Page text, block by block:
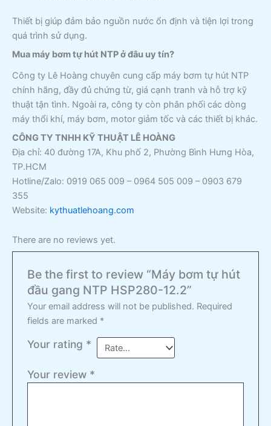
Thiết bị giúp đảm bảo nguồn nước ổn định và tiện lợi trong
quá trình sử dụng.
Mua máy bơm tự hút NTP ở đâu uy tín?
Công ty Lê Hoàng chuyên cung cấp máy bơm tự hút NTP
chính hãng, đầy đủ chứng từ, giá cạnh tranh và hỗ trợ kỹ
thuật tận tình. Ngoài ra, công ty còn phân phối các dòng
máy thổi khí, máy bơm, motor giảm tốc và các thiết bị khác.
CÔNG TY TNHH KỸ THUẬT LÊ HOÀNG
Địa chỉ: 40 đường 17A, Khu phố 2, Phường Bình Hưng Hòa,
TP.HCM
Hotline/Zalo: 0919 065 009 – 0964 505 009 – 0903 679
355
Website: kythuatlehoang.com
There are no reviews yet.
Be the first to review “Máy bơm tự hút
đầu gang NTP HSP280-12.2”
Your email address will not be published. Required
fields are marked *
Your rating *
Your review *